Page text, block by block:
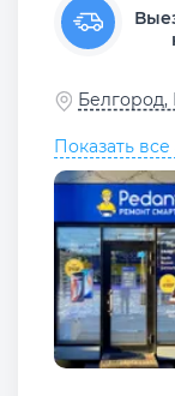
Белгород,
Показать